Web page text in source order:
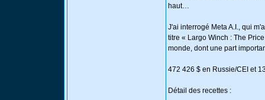
haut…
J'ai interrogé Meta A.I., qui
titre « Largo Winch : The
monde, dont une part
472 426 $ en Russie/CEI et
Détail des recettes :